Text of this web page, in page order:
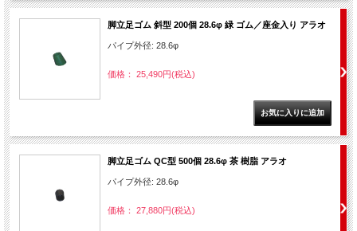
脚立足ゴム 斜型 200個 28.6φ 緑 ゴム／座金入り アラオ
パイプ外径: 28.6φ
価格： 25,490円(税込)
脚立足ゴム QC型 500個 28.6φ 茶 樹脂 アラオ
パイプ外径: 28.6φ
価格： 27,880円(税込)